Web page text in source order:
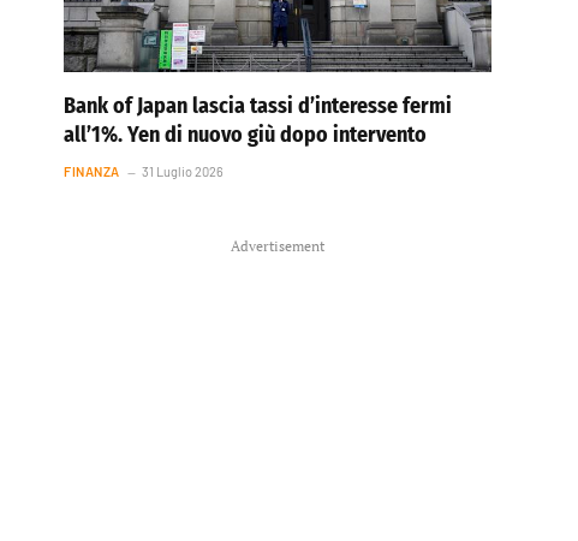
Bank of Japan lascia tassi d’interesse fermi
all’1%. Yen di nuovo giù dopo intervento
FINANZA 31 Luglio 2026
Advertisement